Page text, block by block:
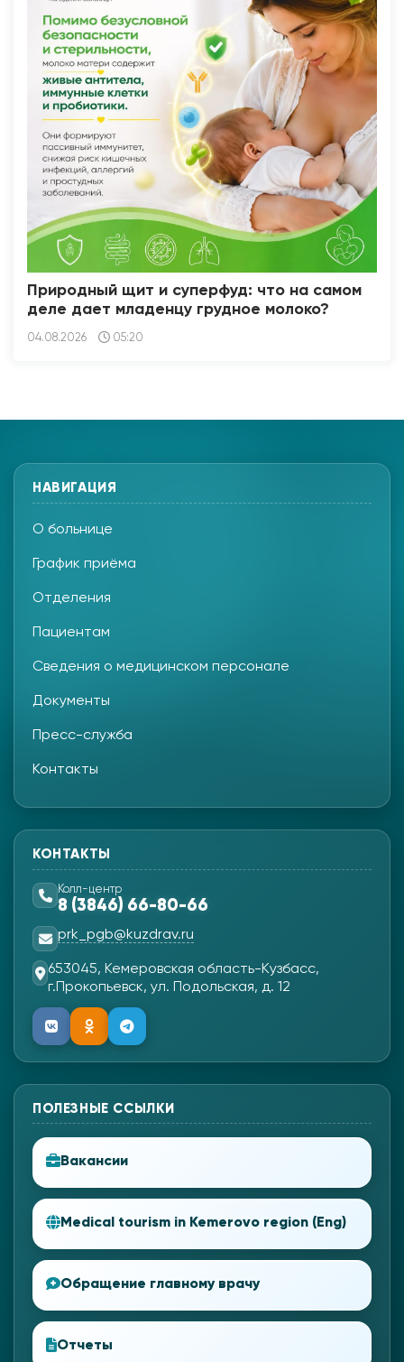
Природный щит и суперфуд: что на самом
деле дает младенцу грудное молоко?
04.08.2026 05:20
НАВИГАЦИЯ
О больнице
График приёма
Отделения
Пациентам
Сведения о медицинском персонале
Документы
Пресс-служба
Контакты
КОНТАКТЫ
Колл-центр
8 (3846) 66-80-66
prk_pgb@kuzdrav.ru
653045, Кемеровская область-Кузбасс,
г.Прокопьевск, ул. Подольская, д. 12
ПОЛЕЗНЫЕ ССЫЛКИ
Вакансии
Medical tourism in Kemerovo region (Eng)
Обращение главному врачу
Отчеты